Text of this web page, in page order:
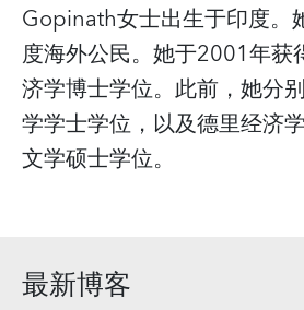
Gopinath女士出生于印度。
度海外公民。她于2001年获
济学博士学位。此前，她分
学学士学位，以及德里经济
文学硕士学位。
最新博客